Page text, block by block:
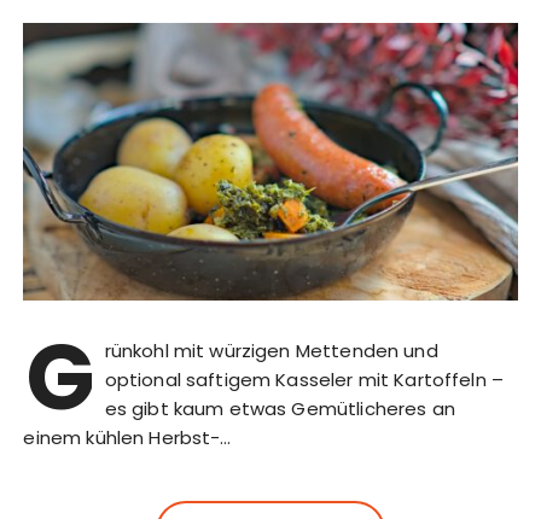
G rünkohl mit würzigen Mettenden und
optional saftigem Kasseler mit Kartoffeln –
es gibt kaum etwas Gemütlicheres an
einem kühlen Herbst-…